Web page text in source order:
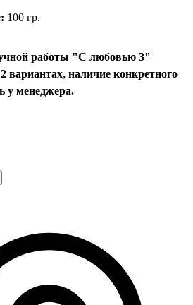
100 гр.
работы "С любовью 3"
вариантах, наличие конкретного
у менеджера.